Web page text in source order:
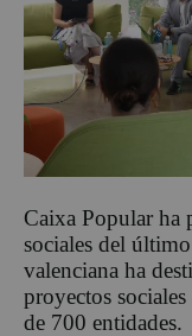
Caixa Popular ha
sociales del
valenciana ha
proyectos
de 700 entidades.